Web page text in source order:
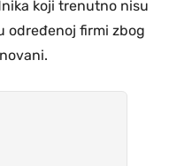
koji trenutno nisu
određenoj firmi zbog